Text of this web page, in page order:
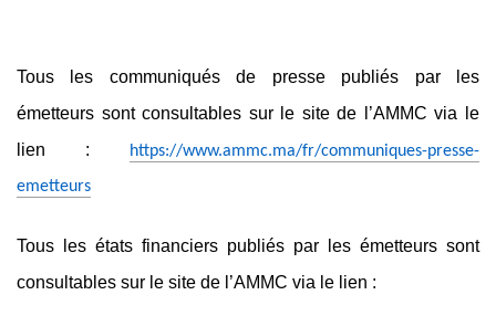
Tous les communiqués de presse publiés par les
émetteurs sont consultables sur le site de l’AMMC via le
lien :
https://www.ammc.ma/fr/communiques-presse-
emetteurs
Tous les états financiers publiés par les émetteurs sont
consultables sur le site de l’AMMC via le lien :